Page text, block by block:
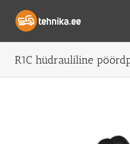
content
R1C hüdrauliline